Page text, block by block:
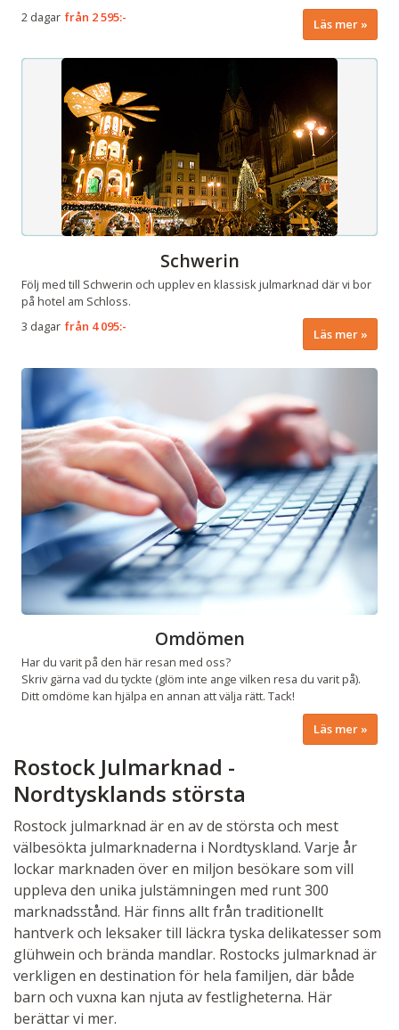
2 dagar från 2 595:- Läs mer
Schwerin
Följ med till Schwerin och upplev en klassisk julmarknad där vi bor
på hotel am Schloss.
3 dagar från 4 095:- Läs mer
Omdömen
Har du varit på den här resan med oss?
Skriv gärna vad du tyckte (glöm inte ange vilken resa du varit på).
Ditt omdöme kan hjälpa en annan att välja rätt. Tack!
Läs mer
Rostock Julmarknad -
Nordtysklands största
Rostock julmarknad är en av de största och mest
välbesökta julmarknaderna i Nordtyskland. Varje år
lockar marknaden över en miljon besökare som vill
uppleva den unika julstämningen med runt 300
marknadsstånd. Här finns allt från traditionellt
hantverk och leksaker till läckra tyska delikatesser som
glühwein och brända mandlar. Rostocks julmarknad är
verkligen en destination för hela familjen, där både
barn och vuxna kan njuta av festligheterna. Här
berättar vi mer.